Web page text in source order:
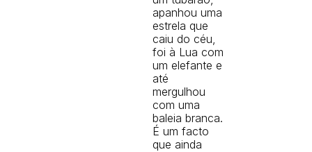
apanhou uma
estrela que
caiu do céu,
foi à Lua com
um elefante e
até
mergulhou
com uma
baleia branca.
É um facto
que ainda